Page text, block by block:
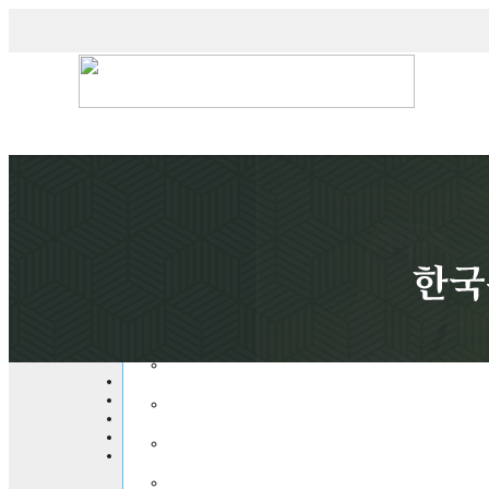
연구원뉴스